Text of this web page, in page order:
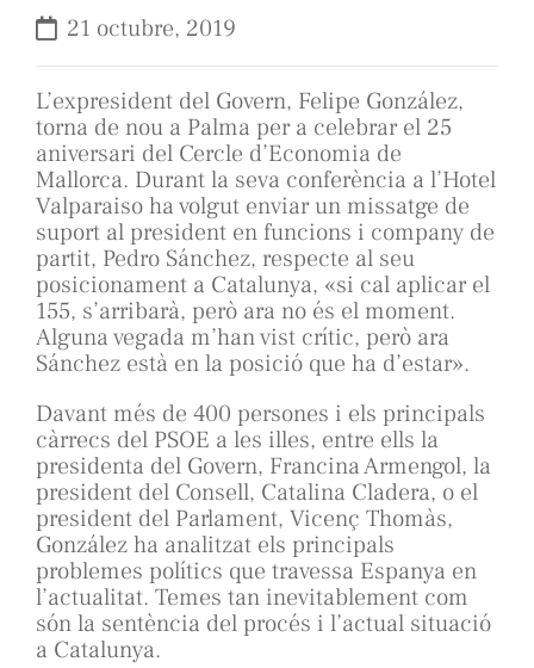
21 octubre, 2019
L’expresident del Govern, Felipe González,
torna de nou a Palma per a celebrar el 25
aniversari del Cercle d’Economia de
Mallorca. Durant la seva conferència a l’Hotel
Valparaiso ha volgut enviar un missatge de
suport al president en funcions i company de
partit, Pedro Sánchez, respecte al seu
posicionament a Catalunya, «si cal aplicar el
155, s’arribarà, però ara no és el moment.
Alguna vegada m’han vist crític, però ara
Sánchez està en la posició que ha d’estar».
Davant més de 400 persones i els principals
càrrecs del PSOE a les illes, entre ells la
presidenta del Govern, Francina Armengol, la
president del Consell, Catalina Cladera, o el
president del Parlament, Vicenç Thomàs,
González ha analitzat els principals
problemes polítics que travessa Espanya en
l’actualitat. Temes tan inevitablement com
són la sentència del procés i l’actual situació
a Catalunya.